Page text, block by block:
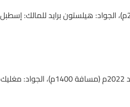
كما فاز بالشوط الخامس مفتوح الدرجات (مسافة 2400م)، الجواد: هيلستون برايد للمالك: إسطبل
فيما فاز بالشوط السادس والأخير مفتوح الدرجات مواليد 2022م (مسافة 1400م)، الجواد: